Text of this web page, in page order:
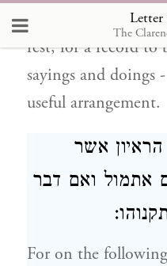
Letter
The
business until the
rest, for a record to
sayings and doings
useful arrangement.
אשר
אתמול ואם דבר
For on the